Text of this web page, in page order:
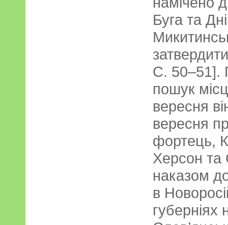
Буга та
С. 50–51].
пошук
вересня
вересня
фортець,
Херсон та
наказом
в
губерніях